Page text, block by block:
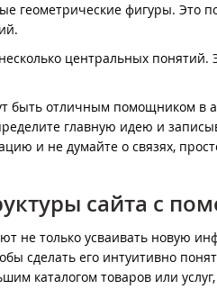
геометрические фигуры. Это
центральных
быть отличным помощником в
главную идею и
и не думайте о связях,
сайта с
не только усваивать новую
сделать его интуитивно
каталогом товаров или